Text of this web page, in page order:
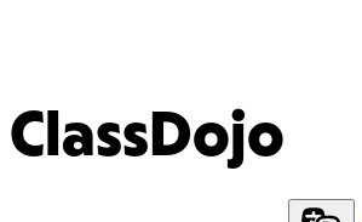
ClassDojo